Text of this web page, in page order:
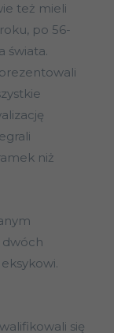
też mieli
po 56-
świata.
niż
dwóch
się